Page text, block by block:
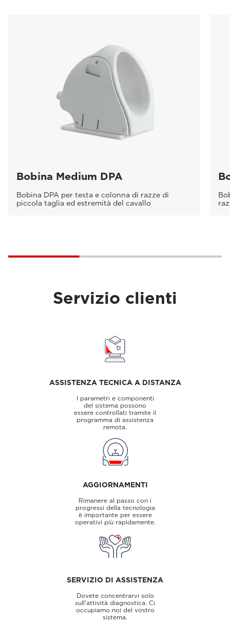
Bobina Medium DPA
Bobina DPA per testa e colonna di razze di
piccola taglia ed estremità del cavallo
Servizio clienti
ASSISTENZA TECNICA A DISTANZA
I parametri e componenti
del sistema possono
essere controllati tramite il
programma di assistenza
remota.
AGGIORNAMENTI
Rimanere al passo con i
progressi della tecnologia
è importante per essere
operativi più rapidamente.
SERVIZIO DI ASSISTENZA
Dovete concentrarvi solo
sull'attività diagnostica. Ci
occupiamo noi del vostro
sistema.